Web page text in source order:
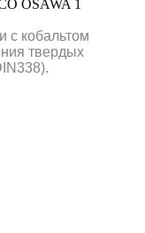
с кобальтом
твердых